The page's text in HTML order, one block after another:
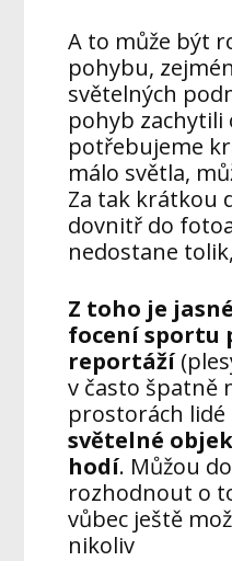
A to může být
pohybu,
světelných
pohyb zachytili
potřebujeme
málo světla,
Za tak krátkou
dovnitř do
nedostane
Z toho je
focení sportu
reportáží
v často špatně
prostorách
světelné
hodí. Můžou
rozhodnout o
vůbec ještě
nikoliv